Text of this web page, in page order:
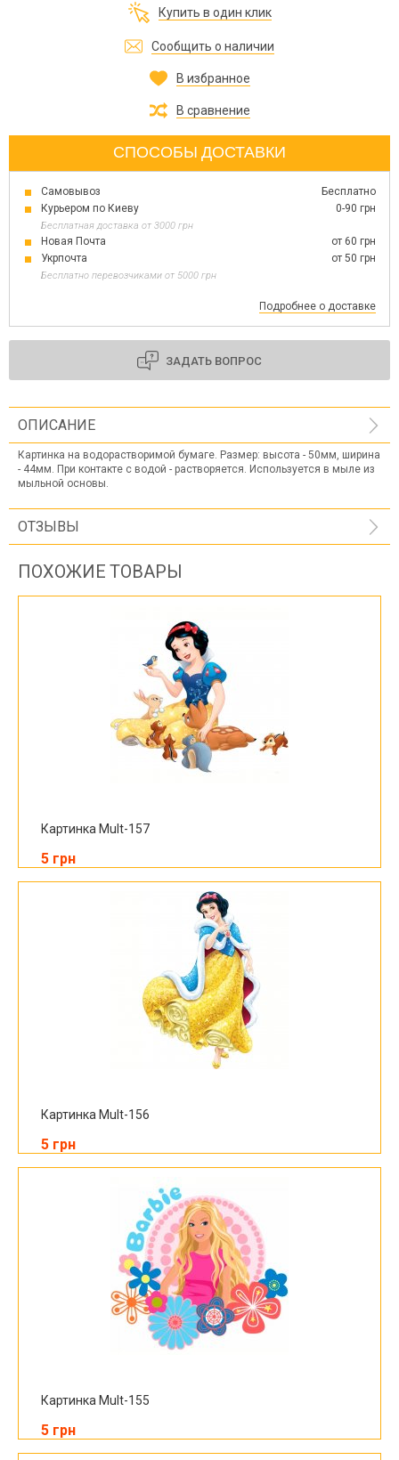
Купить в один клик
Сообщить о наличии
В избранное
В сравнение
СПОСОБЫ ДОСТАВКИ
Самовывоз
Бесплатно
Курьером по Киеву
0-90 грн
Бесплатная доставка от 3000 грн
Новая Почта
от 60 грн
Укрпочта
от 50 грн
Бесплатно перевозчиками от 5000 грн
Подробнее о доставке
ЗАДАТЬ ВОПРОС
ОПИСАНИЕ
Картинка на водорастворимой бумаге. Размер: высота - 50мм, ширина
- 44мм. При контакте с водой - растворяется. Используется в мыле из
мыльной основы.
ОТЗЫВЫ
ПОХОЖИЕ ТОВАРЫ
Картинка Mult-157
5 грн
Картинка Mult-156
5 грн
Картинка Mult-155
5 грн